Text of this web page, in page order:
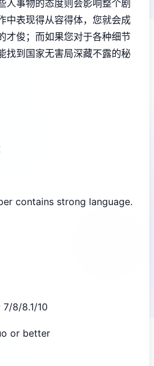
人事物的态度则会影响整个剧
中表现得从容得体，您就会成
才俊；而如果您对于各种细节
找到国家无害局深藏不露的秘
contains strong language.
8/8.1/10
or better